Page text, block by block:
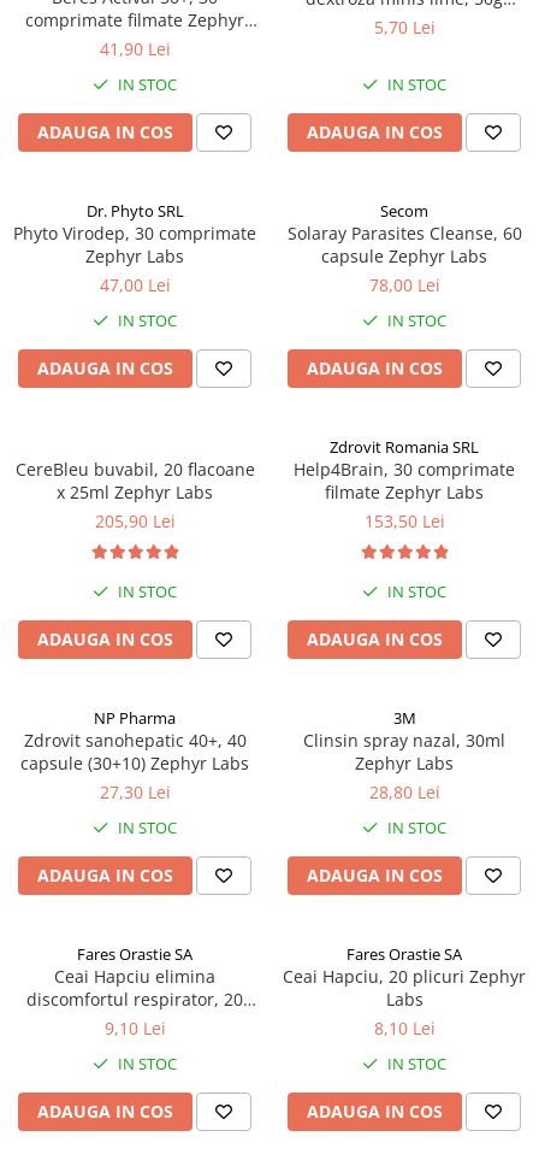
Ingrijire corp
Produse anti-insecte
Protectie solara
Altele-Produse pentru ingrijire si
frumusete
Aparatura medicala
Altele-Produse tehnico-medicale
Sanatatea cuplului
Tonice sexuale
Altele-Sanatatea cuplului
Suplimente alimentare
Vitamine si minerale
Afectiuni dermatologice
Afectiuni respiratorii
Afectiuni osteo-articulare
Afectiuni oftalmologice
Afectiuni cardio-vasculare
Afectiuni urogenitale
Sanatatea mintii
Diabet
Suplimente pentru imunitate
Antioxidanti
Altele-Suplimente alimentare
comprimate filmate Zephyr
Labs
41,90 Lei
IN STOC
ADAUGA IN COS
Zephyr Labs
5,70 Lei
IN STOC
ADAUGA IN COS
Dr. Phyto SRL
Phyto Virodep, 30 comprimate
Zephyr Labs
47,00 Lei
IN STOC
ADAUGA IN COS
Secom
Solaray Parasites Cleanse, 60
capsule Zephyr Labs
78,00 Lei
IN STOC
ADAUGA IN COS
CereBleu buvabil, 20 flacoane
x 25ml Zephyr Labs
205,90 Lei
IN STOC
ADAUGA IN COS
Zdrovit Romania SRL
Help4Brain, 30 comprimate
filmate Zephyr Labs
153,50 Lei
IN STOC
ADAUGA IN COS
NP Pharma
Zdrovit sanohepatic 40+, 40
capsule (30+10) Zephyr Labs
27,30 Lei
IN STOC
ADAUGA IN COS
3M
Clinsin spray nazal, 30ml
Zephyr Labs
28,80 Lei
IN STOC
ADAUGA IN COS
Fares Orastie SA
Ceai Hapciu elimina
discomfortul respirator, 20
plicuri Zephyr Labs
9,10 Lei
IN STOC
ADAUGA IN COS
Fares Orastie SA
Ceai Hapciu, 20 plicuri Zephyr
Labs
8,10 Lei
IN STOC
ADAUGA IN COS